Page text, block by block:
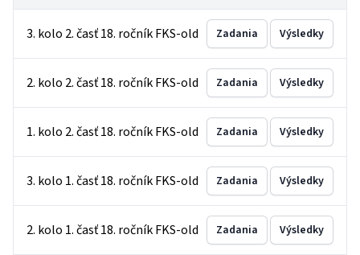
3. kolo 2. časť 18. ročník FKS-old Zadania Výsledky
2. kolo 2. časť 18. ročník FKS-old Zadania Výsledky
1. kolo 2. časť 18. ročník FKS-old Zadania Výsledky
3. kolo 1. časť 18. ročník FKS-old Zadania Výsledky
2. kolo 1. časť 18. ročník FKS-old Zadania Výsledky